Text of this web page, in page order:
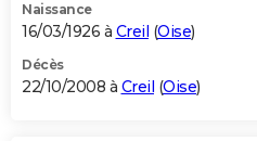
Naissance
16/03/1926 à Creil (Oise)
Décès
22/10/2008 à Creil (Oise)